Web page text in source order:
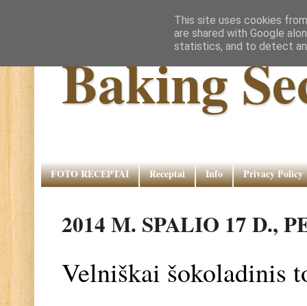
Baking
FOTO RECEPTAI Receptai Info Privacy Policy
2014 M. SPALIO 17 D.,
Velniškai šokoladinis
This site uses cookies
are shared with Google
statistics, and to detect